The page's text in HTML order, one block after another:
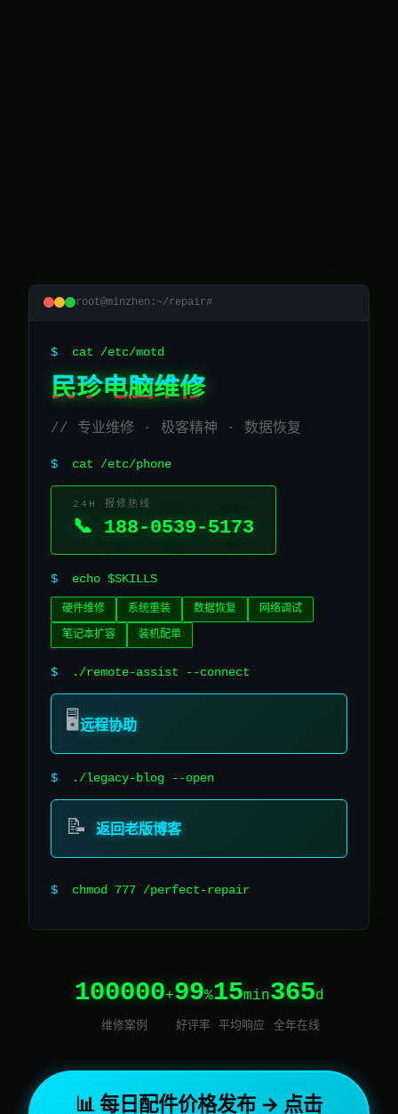
root@minzhen:~/repair#
$ cat /etc/motd
民珍电脑维修
// 专业维修 · 极客精神 · 数据恢复
$ cat /etc/phone
24H 报修热线
📞 188-0539-5173
$ echo $SKILLS
硬件维修 系统重装 数据恢复 网络调试
笔记本扩容 装机配单
$ ./remote-assist --connect
🖥️远程协助
$ ./legacy-blog --open
📝 返回老版博客
$ chmod 777 /per
100000+
维修案例
99%
好评率
15min
平均响应
365d
全年在线
📊 每日配件价格发布 → 点击